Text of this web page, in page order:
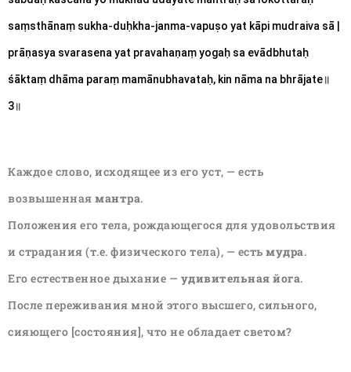
saṃsthānaṃ sukha-duḥkha-janma-vapuṣo yat kāpi mudraiva sā |
prāṇasya svarasena yat pravahaṇaṃ yogaḥ sa evādbhutaḥ
śāktaṃ dhāma paraṃ mamānubhavataḥ, kin nāma na bhrājate॥
3॥
Каждое слово, исходящее из его уст, — есть
возвышенная мантра.
Положения его тела, рождающегося для удовольствия
и страдания (т.е. физического тела), — есть мудра.
Его естественное дыхание — удивительная йога.
После переживания мной этого высшего, сильного,
сияющего [состояния], что не обладает светом?